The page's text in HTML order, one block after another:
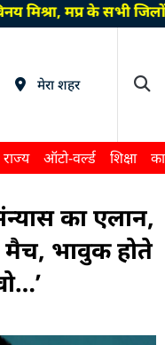
मिश्रा, मप्र के सभी
मेरा शहर
ऑटो-वर्ल्ड शिक्षा
का एलान,
भावुक होते